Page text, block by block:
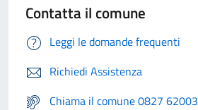
Contatta il comune
Leggi le domande frequenti
Richiedi Assistenza
Chiama il comune 0827 62003